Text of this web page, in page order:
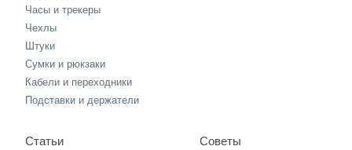
Часы и трекеры
Чехлы
Штуки
Сумки и рюкзаки
Кабели и переходники
Подставки и держатели
Статьи
Советы